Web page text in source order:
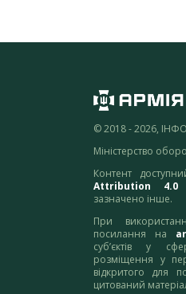
© 2018 - 2026,
Міністерство
Контент
Attribution 4.0
зазначено інше.
При
посилання на
суб’єктів у
розміщення у
відкритого для
цитований